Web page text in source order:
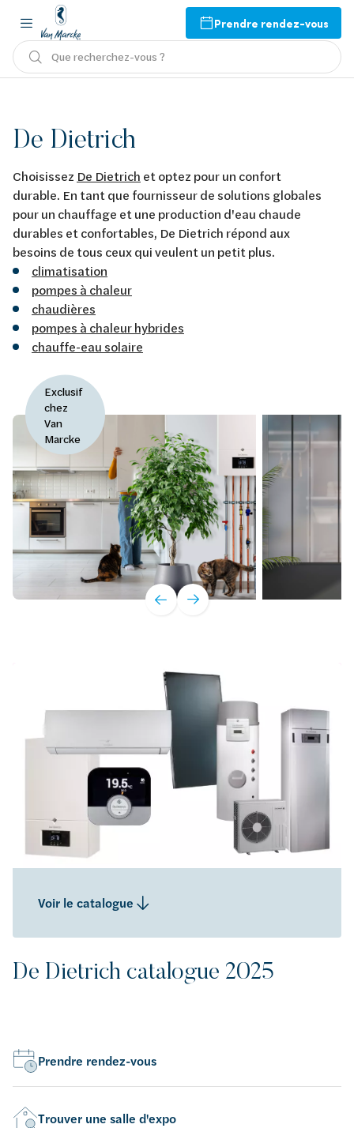
Prendre rendez-vous
Que recherchez-vous ?
Exclusif
chez
Van
Marcke
De Dietrich
Choisissez De Dietrich et optez pour un confort
durable. En tant que fournisseur de solutions globales
pour un chauffage et une production d'eau chaude
durables et confortables, De Dietrich répond aux
besoins de tous ceux qui veulent un petit plus.
climatisation
pompes à chaleur
chaudières
pompes à chaleur hybrides
chauffe-eau solaire
Voir le catalogue
De Dietrich catalogue 2025
Prendre rendez-vous
Trouver une salle d'expo